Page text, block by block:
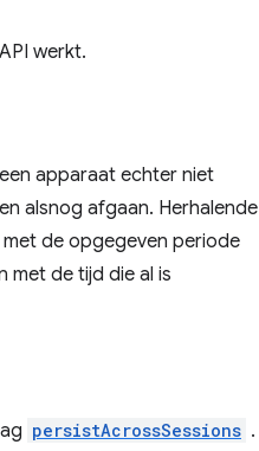
werkt.
apparaat echter niet
alsnog afgaan. Herhalende
de opgegeven periode
met de tijd die al is
persistAcrossSessions .